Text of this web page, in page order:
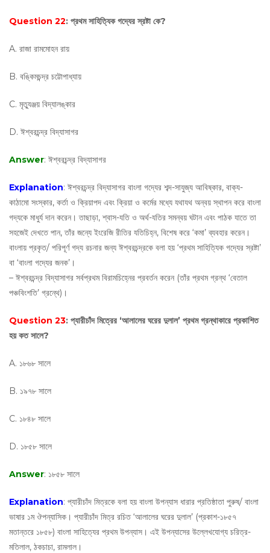
Question 22: প্রথম সাহিত্যিক গদ্যের স্রষ্টা কে?
A. রাজা রামমোহন রায়
B. বঙ্কিমচন্দ্র চট্টোপাধ্যায়
C. মৃত্যুঞ্জয় বিদ্যালঙ্কার
D. ঈশ্বরচন্দ্র বিদ্যাসাগর
Answer: ঈশ্বরচন্দ্র বিদ্যাসাগর
Explanation: ঈশ্বরচন্দ্র বিদ্যাসাগর বাংলা গদ্যের শব্দ-সাযুজ্য আবিষ্কার, বাক্য-
কাঠামো সংস্কার, কর্তা ও ক্রিয়াপদ এবং ক্রিয়া ও কর্মের মধ্যে যথাযথ অন্বয় স্থাপন করে বাংলা
গদ্যকে মাধুর্য দান করেন। তাছাড়া, শ্বাস-যতি ও অর্থ-যতির সমন্বয় ঘটান এবং পাঠক যাতে তা
সহজেই দেখতে পান, তাঁর জন্যে ইংরেজি রীতির যতিচিহ্ন, বিশেষ করে ‘কমা’ ব্যবহার করেন।
বাংলায় প্রকৃত/ পরিপূর্ণ গদ্য রচনার জন্য ঈশ্বরচন্দ্রকে বলা হয় ‘প্রথম সাহিত্যিক গদ্যের স্রষ্টা’
বা ‘বাংলা গদ্যের জনক’।
– ঈশ্বরচন্দ্র বিদ্যাসাগর সর্বপ্রথম বিরামচিহ্নের প্রবর্তন করেন (তাঁর প্রথম গ্রন্থ ‘বেতাল
পঞ্চবিংশতি’ গ্রন্থে)।
Question 23: প্যারীচাঁদ মিত্রের ‘আলালের ঘরের দুলাল’ প্রথম গ্রন্থাকারে প্রকাশিত
হয় কত সালে?
A. ১৮৬৮ সালে
B. ১৯৭৮ সালে
C. ১৮৪৮ সালে
D. ১৮৫৮ সালে
Answer: ১৮৫৮ সালে
Explanation: প্যারীচাঁদ মিত্রকে বলা হয় বাংলা উপন্যাস ধারার প্রতিষ্ঠাতা পুরুষ/ বাংলা
ভাষার ১ম ঔপন্যাসিক। প্যারীচাঁদ মিত্র রচিত ‘আলালের ঘরের দুলাল’ (প্রকাশ-১৮৫৭
মতান্তরে ১৮৫৮) বাংলা সাহিত্যের প্রথম উপন্যাস। এই উপন্যাসের উল্লেখযোগ্য চরিত্র-
মতিলাল, ঠকচাচা, রামলাল।